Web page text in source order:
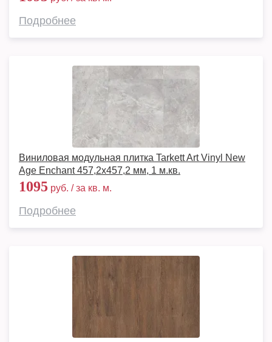
Подробнее
Виниловая модульная плитка Tarkett Art Vinyl New
Age Enchant 457,2x457,2 мм, 1 м.кв.
1095 руб. / за кв. м.
Подробнее